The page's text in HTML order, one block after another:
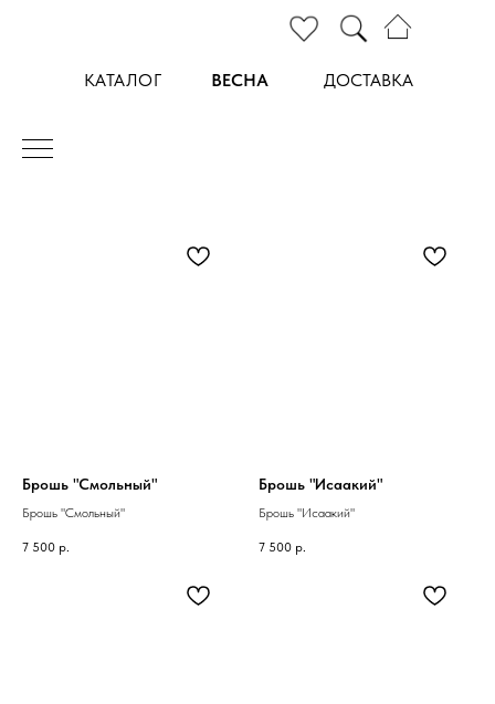
КАТАЛОГ ВЕСНА ДОСТАВКА
Брошь "Смольный"
Брошь "Смольный"
7 500 р.
Брошь "Исаакий"
Брошь "Исаакий"
7 500 р.